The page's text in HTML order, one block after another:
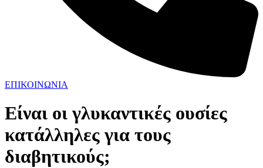
ΕΠΙΚΟΙΝΩΝΙΑ
Είναι οι γλυκαντικές ουσίες
κατάλληλες για τους
διαβητικούς;